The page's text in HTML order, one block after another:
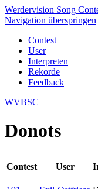
Werdervision Song
Navigation überspringen
Contest
User
Interpreten
Rekorde
Feedback
WVBSC
Donots
Contest User